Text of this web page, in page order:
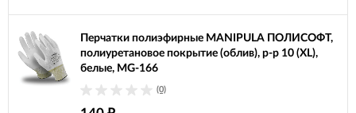
Перчатки полиэфирные MANIPULA ПОЛИСОФТ,
полиуретановое покрытие (облив), р-р 10 (XL),
белые, MG-166
(0)